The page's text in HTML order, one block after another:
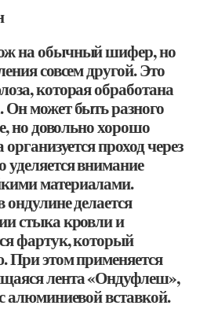
на обычный шифер, но
совсем другой. Это
которая обработана
Он может быть разного
но довольно хорошо
проход через
внимание
материалами.
ондулине делается
стыка кровли и
фартук, который
При этом применяется
лента «Ондуфлеш»,
алюминиевой вставкой.